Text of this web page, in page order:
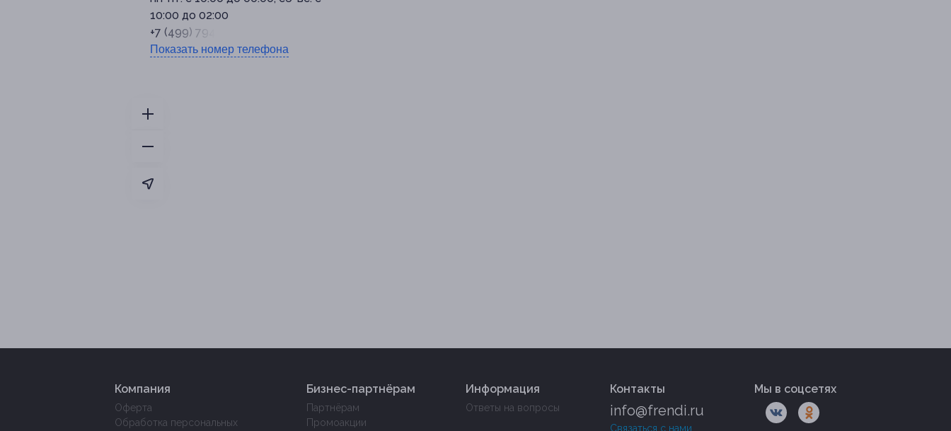
10:00 до 02:00
+7 (499) 794-56-15
Показать номер телефона
Компания
Оферта
Обработка персональных
Бизнес-партнёрам
Партнёрам
Промоакции
Информация
Ответы на вопросы
Контакты
info@frendi.ru
Связаться с нами
Мы в соцсетях